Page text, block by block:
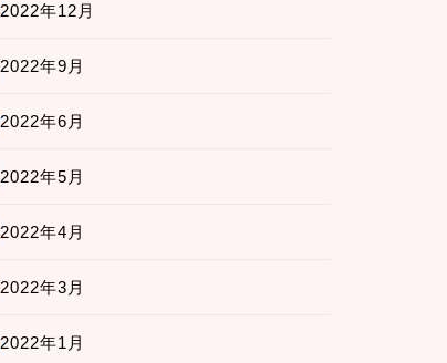
2022年12月
2022年9月
2022年6月
2022年5月
2022年4月
2022年3月
2022年1月